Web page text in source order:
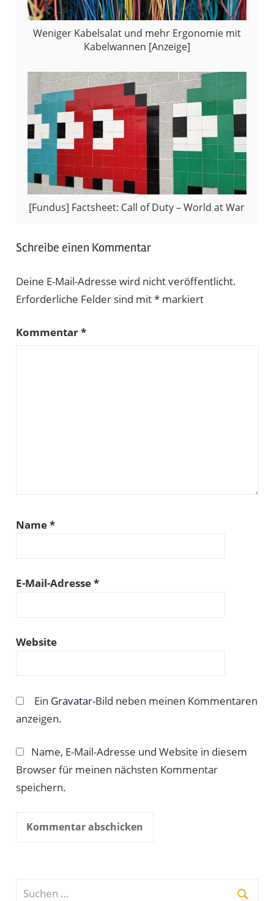
Weniger Kabelsalat und mehr Ergonomie mit
Kabelwannen [Anzeige]
[Fundus] Factsheet: Call of Duty – World at War
Schreibe einen Kommentar
Deine E-Mail-Adresse wird nicht veröffentlicht.
Erforderliche Felder sind mit*markiert
Kommentar*
Name*
E-Mail-Adresse*
Website
Ein Gravatar-Bild neben meinen Kommentaren
anzeigen.
Name, E-Mail-Adresse und Website in diesem
Browser für meinen nächsten Kommentar
speichern.
Suchen